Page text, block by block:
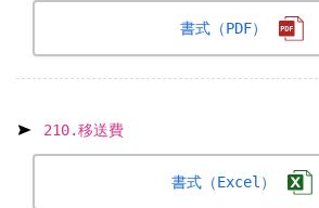
書式（PDF）
210.移送費
書式（Excel）